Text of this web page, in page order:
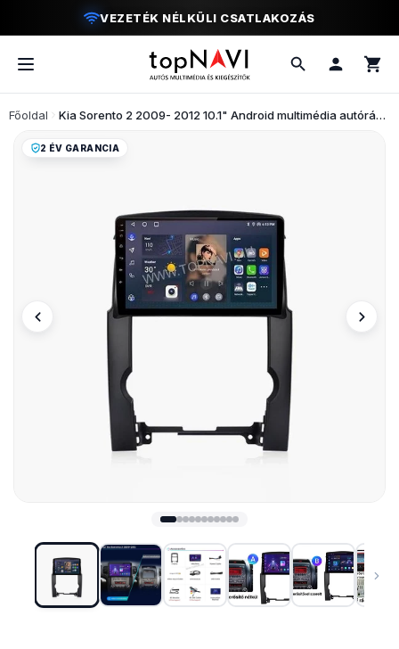
MODERN VEZETÉSI ÉLMÉNY
Főoldal Kia Sorento 2 2009- 2012 10.1" Android multimédia autórádió érintőkijelzős fejegység
2 ÉV GARANCIA